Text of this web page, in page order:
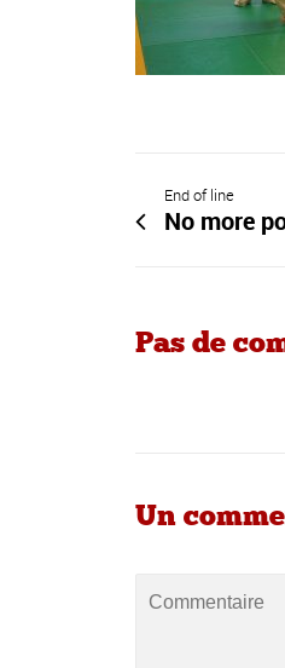
End of line
No more
Pas de
Un